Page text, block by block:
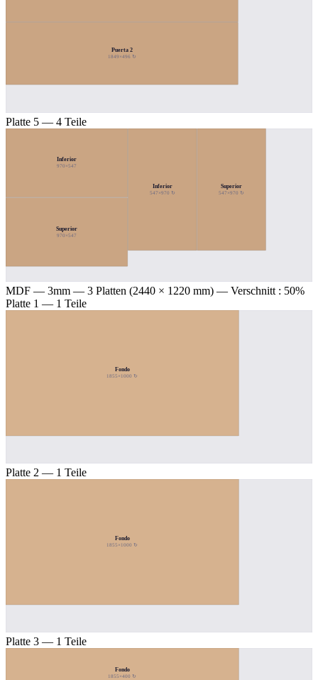
Puerta 2
1849×496 ↻
Platte 5 — 4 Teile
Inferior
970×547
Superior
970×547
Inferior
547×970 ↻
Superior
547×970 ↻
MDF — 3mm — 3 Platten (2440 × 1220 mm) — Verschnitt : 50%
Platte 1 — 1 Teile
Fondo
1855×1000 ↻
Platte 2 — 1 Teile
Fondo
1855×1000 ↻
Platte 3 — 1 Teile
Fondo
1855×400 ↻